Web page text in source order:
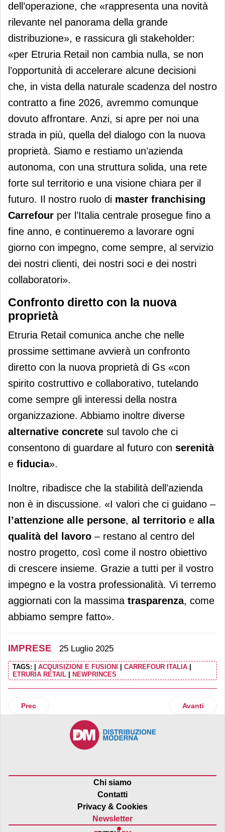
dell’operazione, che «rappresenta una novità
rilevante nel panorama della grande
distribuzione», e rassicura gli stakeholder:
«per Etruria Retail non cambia nulla, se non
l’opportunità di accelerare alcune decisioni
che, in vista della naturale scadenza del nostro
contratto a fine 2026, avremmo comunque
dovuto affrontare. Anzi, si apre per noi una
strada in più, quella del dialogo con la nuova
proprietà. Siamo e restiamo un’azienda
autonoma, con una struttura solida, una rete
forte sul territorio e una visione chiara per il
futuro. Il nostro ruolo di master franchising
Carrefour per l’Italia centrale prosegue fino a
fine anno, e continueremo a lavorare ogni
giorno con impegno, come sempre, al servizio
dei nostri clienti, dei nostri soci e dei nostri
collaboratori».
Confronto diretto con la nuova
proprietà
Etruria Retail comunica anche che nelle
prossime settimane avvierà un confronto
diretto con la nuova proprietà di Gs «con
spirito costruttivo e collaborativo, tutelando
come sempre gli interessi della nostra
organizzazione. Abbiamo inoltre diverse
alternative concrete sul tavolo che ci
consentono di guardare al futuro con serenità
e fiducia».
Inoltre, ribadisce che la stabilità dell’azienda
non è in discussione. «I valori che ci guidano –
l’attenzione alle persone, al territorio e alla
qualità del lavoro – restano al centro del
nostro progetto, così come il nostro obiettivo
di crescere insieme. Grazie a tutti per il vostro
impegno e la vostra professionalità. Vi terremo
aggiornati con la massima trasparenza, come
abbiamo sempre fatto».
IMPRESE 25 Luglio 2025
TAGS: ACQUISIZIONI E FUSIONI CARREFOUR ITALIA
ETRURIA RETAIL
NEWPRINCES
Articolo precedente: Action registra una crescita
Prec Articolo
Avanti
Chi siamo
Contatti
Privacy & Cookies
Newsletter